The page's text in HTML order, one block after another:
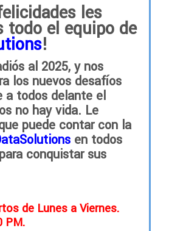
les
todo el equipo de
!
al 2025, y nos
los nuevos desafíos
a todos delante el
no hay vida. Le
puede contar con la
en todos
conquistar sus
de Lunes a Viernes.
PM.